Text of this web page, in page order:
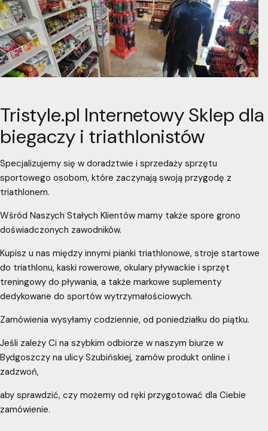
Tristyle.pl Internetowy Sklep dla
biegaczy i triathlonistów
Specjalizujemy się w doradztwie i sprzedaży sprzętu
sportowego osobom, które zaczynają swoją przygodę z
triathlonem.
Wśród Naszych Stałych Klientów mamy także spore grono
doświadczonych zawodników.
Kupisz u nas między innymi pianki triathlonowe, stroje startowe
do triathlonu, kaski rowerowe, okulary pływackie i sprzęt
treningowy do pływania, a także markowe suplementy
dedykowane do sportów wytrzymałościowych.
Zamówienia wysyłamy codziennie, od poniedziałku do piątku.
Jeśli zależy Ci na szybkim odbiorze w naszym biurze w
Bydgoszczy na ulicy Szubińskiej, zamów produkt online i
zadzwoń,
aby sprawdzić, czy możemy od ręki przygotować dla Ciebie
zamówienie.